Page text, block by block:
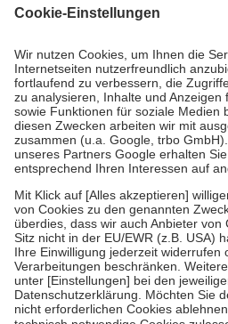
Grundsätzlich leisten Mitglieder
höchstens zehn Euro.
Es sind jedoch
Kosten der Leistung zu entrichten.
Diese Regeln gelten grundsätzlich
Bei Heilmitteln und häuslicher
Zuzahlung zehn Prozent der Kosten
Verordnung.
Um das Engagement der Versicherten
stärken und die besondere Stellung
fallenkeine Zuzahlungenan bei:
• Kindern und Jugendlichen bis zum
mit Ausnahme der Fahrkosten
• Untersuchungen zur Vorsorge und
GKV getragen werden
• empfohlenen Schutzimpfungen
• Harn- und Blutteststreifen